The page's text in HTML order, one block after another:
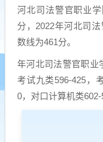
河北司法警官职业
分，2022年河北司
数线为461分。
年河北司法警官职业
考试九类596-425，
0，对口计算机类602-